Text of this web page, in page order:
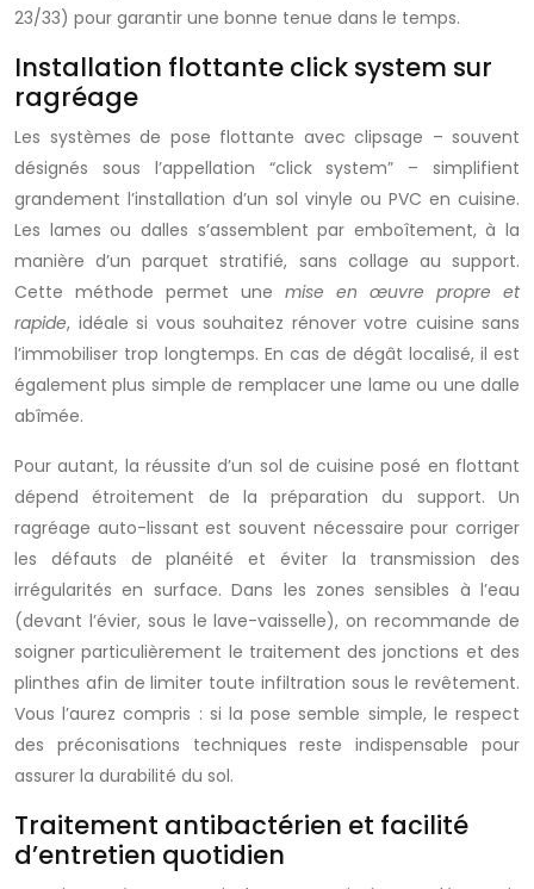
23/33) pour garantir une bonne tenue dans le temps.
Installation flottante click system sur
ragréage
Les systèmes de pose flottante avec clipsage – souvent
désignés sous l’appellation “click system” – simplifient
grandement l’installation d’un sol vinyle ou PVC en cuisine.
Les lames ou dalles s’assemblent par emboîtement, à la
manière d’un parquet stratifié, sans collage au support.
Cette méthode permet une mise en œuvre propre et
rapide, idéale si vous souhaitez rénover votre cuisine sans
l’immobiliser trop longtemps. En cas de dégât localisé, il est
également plus simple de remplacer une lame ou une dalle
abîmée.
Pour autant, la réussite d’un sol de cuisine posé en flottant
dépend étroitement de la préparation du support. Un
ragréage auto-lissant est souvent nécessaire pour corriger
les défauts de planéité et éviter la transmission des
irrégularités en surface. Dans les zones sensibles à l’eau
(devant l’évier, sous le lave-vaisselle), on recommande de
soigner particulièrement le traitement des jonctions et des
plinthes afin de limiter toute infiltration sous le revêtement.
Vous l’aurez compris : si la pose semble simple, le respect
des préconisations techniques reste indispensable pour
assurer la durabilité du sol.
Traitement antibactérien et facilité
d’entretien quotidien